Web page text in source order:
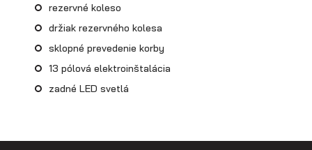
Skladové prívesy
rezervné koleso
držiak rezervného kolesa
sklopné prevedenie korby
13 pólová elektroinštalácia
zadné LED svetlá